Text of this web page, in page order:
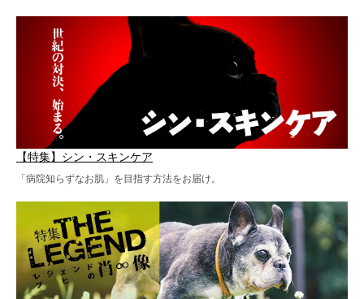
【特集】シン・スキンケア
「病院知らずなお肌」を目指す方法をお届け。